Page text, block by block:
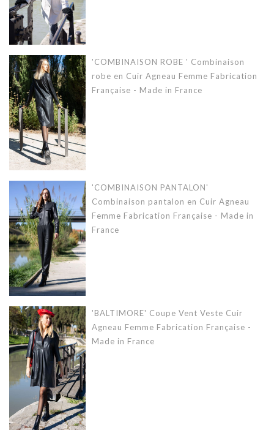
'COMBINAISON ROBE ' Combinaison
robe en Cuir Agneau Femme Fabrication
Française - Made in France
'COMBINAISON PANTALON'
Combinaison pantalon en Cuir Agneau
Femme Fabrication Française - Made in
France
'BALTIMORE' Coupe Vent Veste Cuir
Agneau Femme Fabrication Française -
Made in France